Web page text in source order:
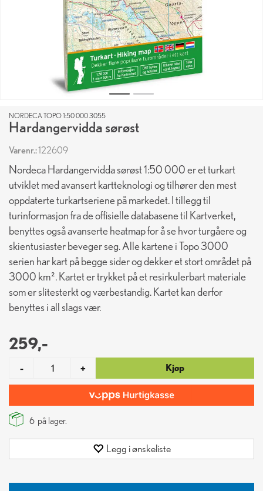
NORDECA TOPO 1:50 000 3055
Hardangervidda sørøst
Varenr.:122609
Nordeca Hardangervidda sørøst 1:50 000 er et turkart
utviklet med avansert kartteknologi og tilhører den mest
oppdaterte turkartseriene på markedet. I tillegg til
turinformasjon fra de offisielle databasene til Kartverket,
benyttes også avanserte heatmap for å se hvor turgåere og
skientusiaster beveger seg. Alle kartene i Topo 3000
serien har kart på begge sider og dekker et stort området på
3000 km². Kartet er trykket på et resirkulerbart materiale
som er slitesterkt og værbestandig. Kartet kan derfor
benyttes i all slags vær.
259,-
- + Kjøp
6 på lager.
Legg i ønskeliste